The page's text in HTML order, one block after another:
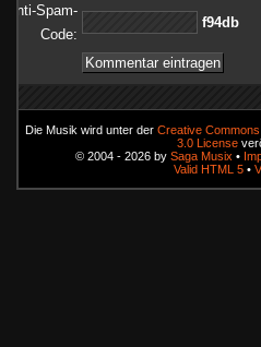
Anti-Spam-
Code:
bd49f
Die Musik wird unter der Creative
3.0 License
© 2004 - 2026 by Saga Musix •
Valid HTML 5 •